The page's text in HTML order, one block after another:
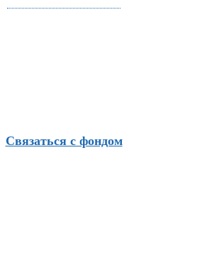
Связаться с фондом